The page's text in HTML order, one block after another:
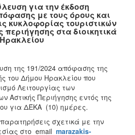
για την έκδοση
με τους όρους και
κυκλοφορίας τουριστικών
περιήγησης στα διοικητικά
της 191/2024 απόφασης της
του Δήμου Ηρακλείου που
Λειτουργίας των
Αστικής Περιήγησης εντός της
για ΔΈΚΑ (10) ημέρες.
σχετικά με την
στο email marazakis-